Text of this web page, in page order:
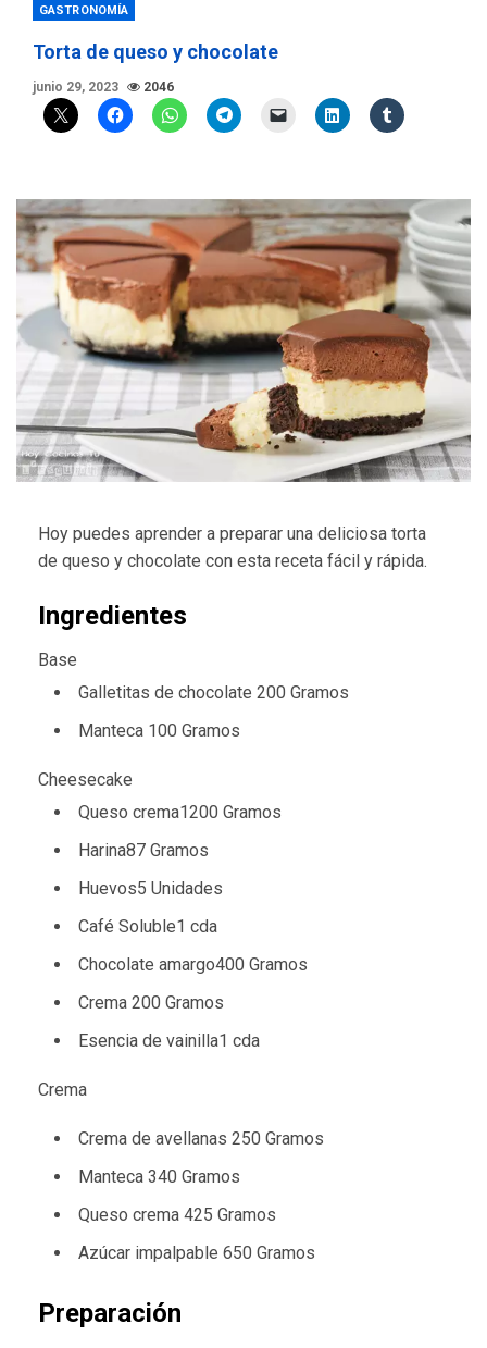
GASTRONOMÍA
Torta de queso y chocolate
junio 29, 2023 2046
Hoy puedes aprender a preparar una deliciosa torta
de queso y chocolate con esta receta fácil y rápida.
Ingredientes
Base
Galletitas de chocolate 200 Gramos
Manteca 100 Gramos
Cheesecake
Queso crema1200 Gramos
Harina87 Gramos
Huevos5 Unidades
Café Soluble1 cda
Chocolate amargo400 Gramos
Crema 200 Gramos
Esencia de vainilla1 cda
Crema
Crema de avellanas 250 Gramos
Manteca 340 Gramos
Queso crema 425 Gramos
Azúcar impalpable 650 Gramos
Preparación